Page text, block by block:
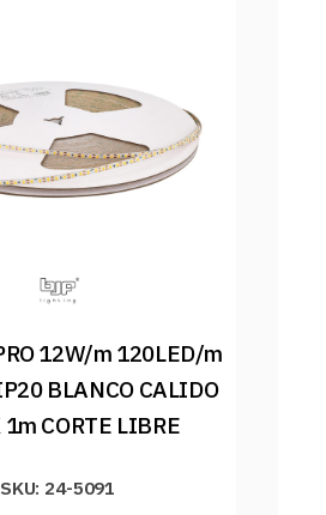
12W/m 120LED/m
BLANCO CALIDO
CORTE LIBRE
SKU: 24-5091